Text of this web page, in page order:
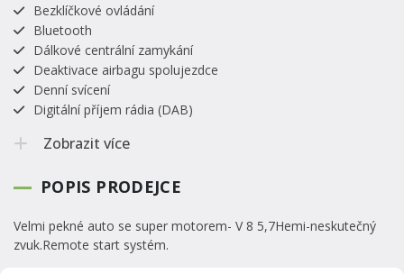
Bezklíčkové ovládání
Bluetooth
Dálkové centrální zamykání
Deaktivace airbagu spolujezdce
Denní svícení
Digitální příjem rádia (DAB)
Zobrazit více
POPIS PRODEJCE
Velmi pekné auto se super motorem- V 8 5,7Hemi-neskutečný
zvuk.Remote start systém.